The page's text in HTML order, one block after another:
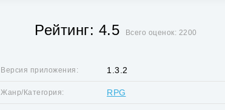
Рейтинг: 4.5 Всего оценок: 2200
Версия приложения: 1.3.2
Жанр/Категория: RPG